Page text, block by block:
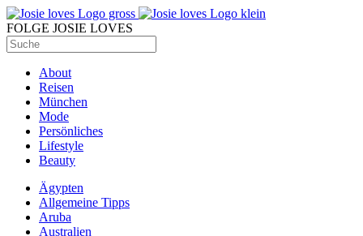
FOLGE JOSIE LOVES
About
Reisen
München
Mode
Persönliches
Lifestyle
Beauty
Ägypten
Allgemeine Tipps
Aruba
Australien